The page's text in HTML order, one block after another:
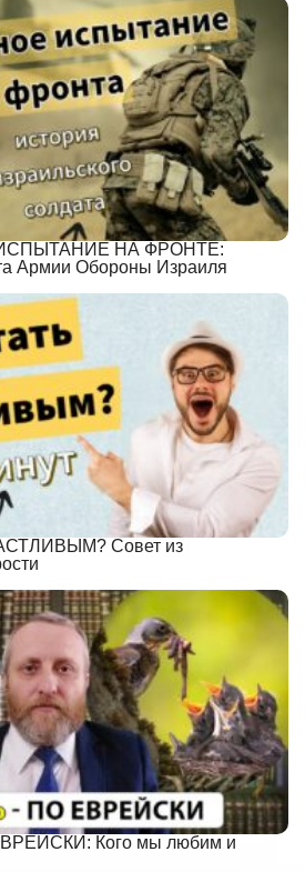
НА ФРОНТЕ:
Армии Обороны Израиля
Совет из
Кого мы любим и